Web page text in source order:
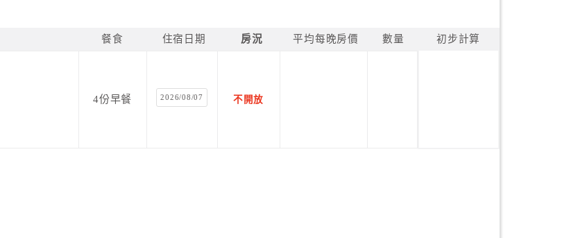
餐食 住宿日期 房況 平均每晚房價 數量 初步計算
4份早餐 2026/08/07 不開放